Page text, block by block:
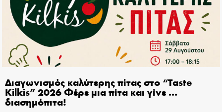
Διαγωνισμός καλύτερης πίτας στο “Taste
Kilkis” 2026 Φέρε μια πίτα και γίνε …
διασημόπιτα!